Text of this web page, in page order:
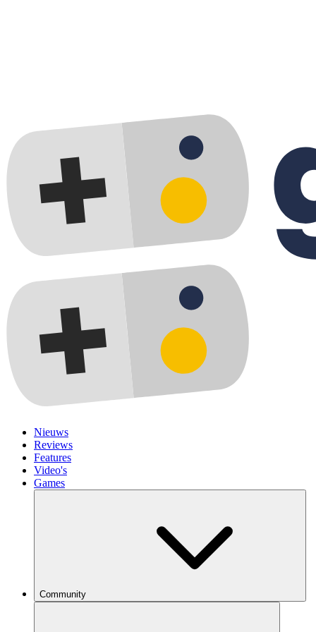
Nieuws
Reviews
Features
Video's
Games
Community